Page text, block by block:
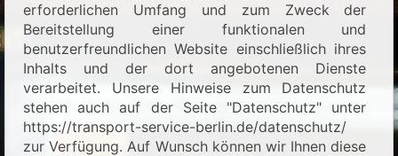
erforderlichen Umfang und zum Zweck der
Bereitstellung einer funktionalen und
benutzerfreundlichen Website einschließlich ihres
Inhalts und der dort angebotenen Dienste
verarbeitet. Unsere Hinweise zum Datenschutz
stehen auch auf der Seite "Datenschutz" unter
https://transport-service-berlin.de/datenschutz/
zur Verfügung. Auf Wunsch können wir Ihnen diese